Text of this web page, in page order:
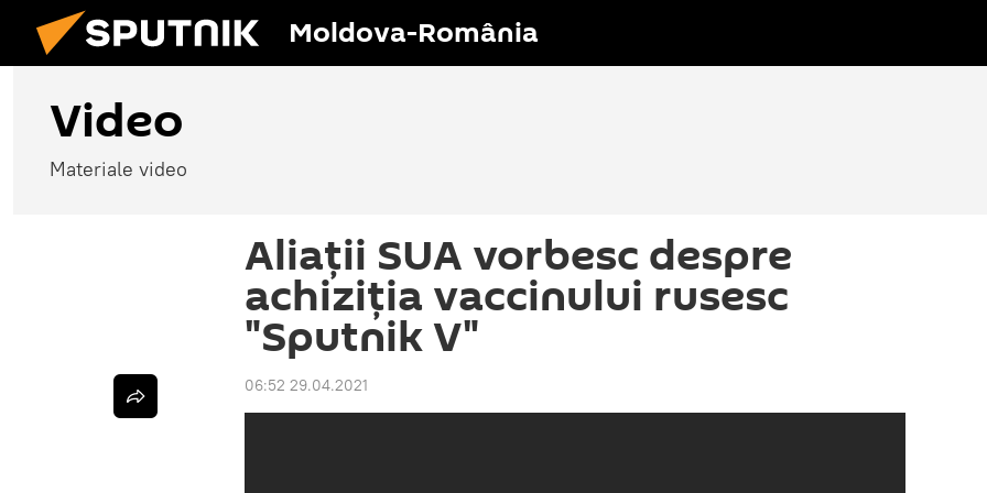
Moldova-România
Video
Materiale video
Aliații SUA vorbesc despre
achiziția vaccinului rusesc
"Sputnik V"
06:52 29.04.2021